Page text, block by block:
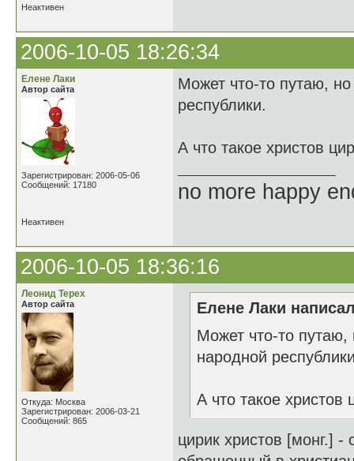
Неактивен
2006-10-05 18:26:34
Елене Лаки
Автор сайта
Зарегистрирован: 2006-05-06
Сообщений: 17180
Может что-то путаю,
республики.
А что такое христов
no more happy
Неактивен
2006-10-05 18:36:16
Леонид Терех
Автор сайта
Откуда: Москва
Зарегистрирован: 2006-03-21
Сообщений: 865
Елене Лаки
Может что-то путаю,
народной
А что такое христов
цирик христов [монг.] -